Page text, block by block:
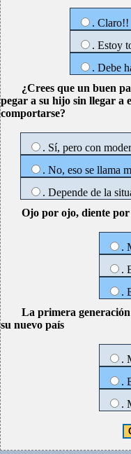
. Claro!!
. Estoy
. Debe
¿Crees que un buen
pegar a su hijo sin llegar a
comportarse?
. Sí, pero con
. No, eso se llama
. Depende de la
Ojo por ojo, diente
.
.
.
La primera
su nuevo país
.
.
.